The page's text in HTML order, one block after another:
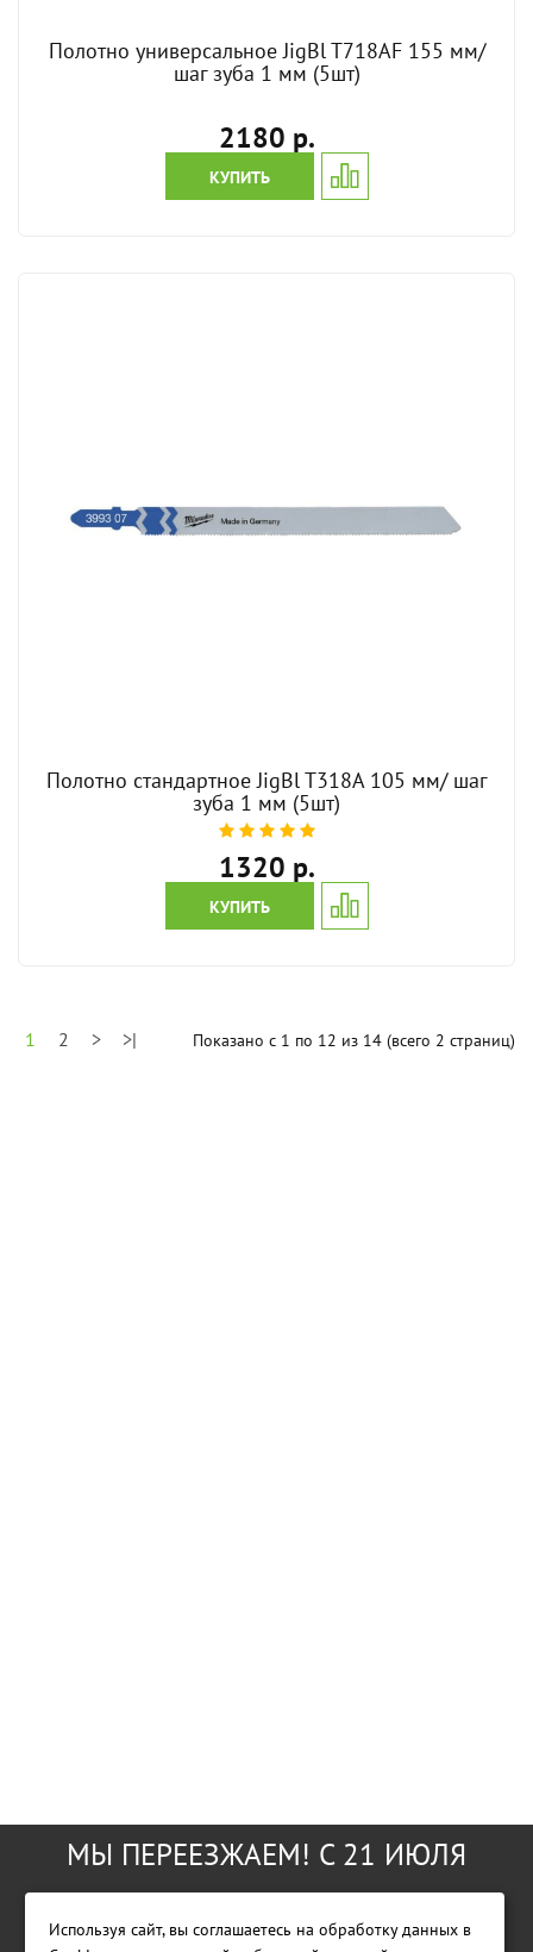
Полотно универсальное JigBl T718AF 155 мм/
шаг зуба 1 мм (5шт)
2180 р.
КУПИТЬ
Полотно стандартное JigBl T318A 105 мм/ шаг
зуба 1 мм (5шт)
1320 р.
КУПИТЬ
1 2 > >| Показано с 1 по 12 из 14 (всего 2 страниц)
МЫ ПЕРЕЕЗЖАЕМ! С 21 ИЮЛЯ
МАГАЗИН БУДЕТ РАБОТАТЬ ПО
Используя сайт, вы соглашаетесь на обработку данных в